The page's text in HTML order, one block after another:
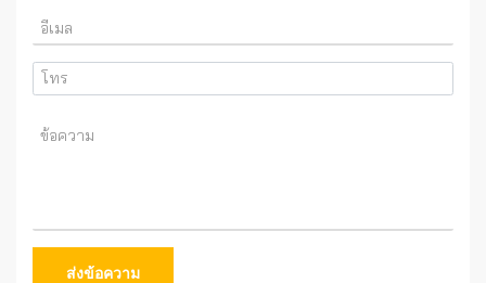
ส่งข้อความ